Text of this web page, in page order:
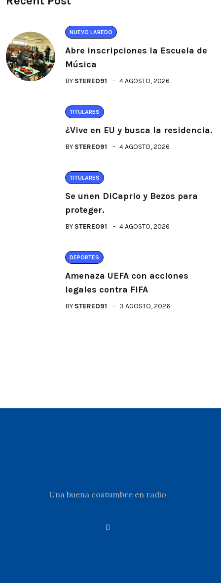
NUEVO LAREDO
Abre inscripciones la Escuela de
Música
BY STEREO91 4 AGOSTO, 2026
TITULARES
¿Vive en EU y busca la residencia.
BY STEREO91 4 AGOSTO, 2026
TITULARES
Se unen DiCaprio y Bezos para
proteger.
BY STEREO91 4 AGOSTO, 2026
DEPORTES
Amenaza UEFA con acciones
legales contra FIFA
BY STEREO91 3 AGOSTO, 2026
Una buena costumbre en radio